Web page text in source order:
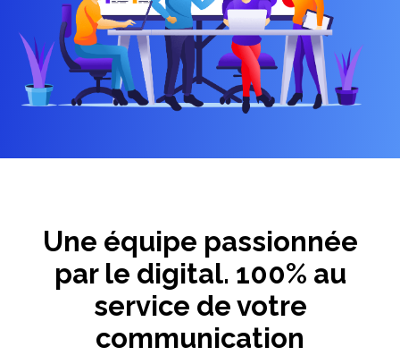
Une équipe passionnée
par le digital. 100% au
service de votre
communication